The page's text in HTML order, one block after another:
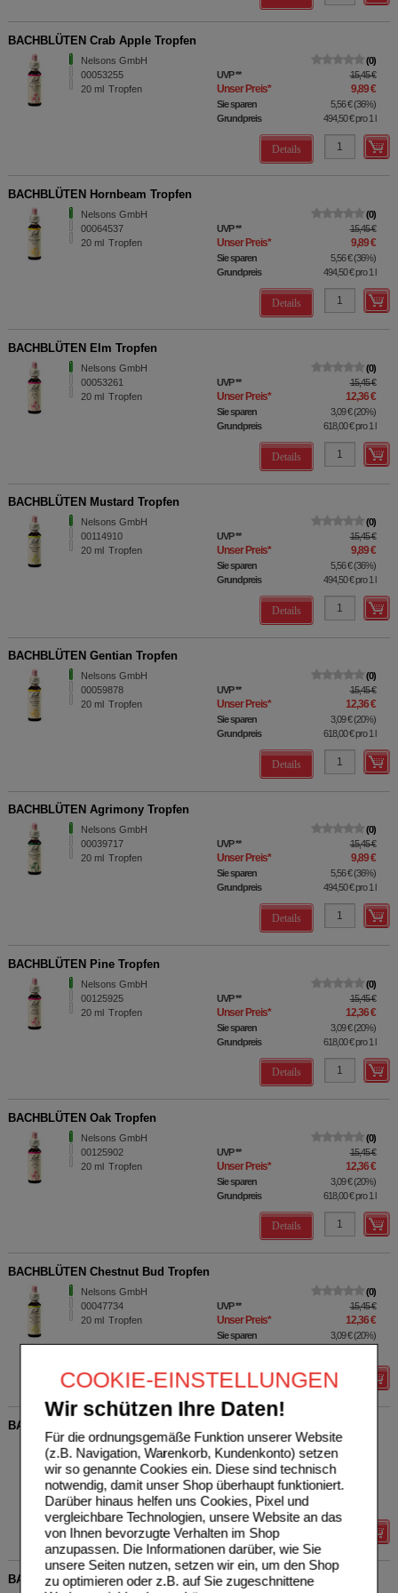
COOKIE-EINSTELLUNGEN
Wir schützen Ihre Daten!
Für die ordnungsgemäße Funktion unserer Website
(z.B. Navigation, Warenkorb, Kundenkonto) setzen
wir so genannte Cookies ein. Diese sind technisch
notwendig, damit unser Shop überhaupt funktioniert.
Darüber hinaus helfen uns Cookies, Pixel und
vergleichbare Technologien, unsere Website an das
von Ihnen bevorzugte Verhalten im Shop
anzupassen. Die Informationen darüber, wie Sie
unsere Seiten nutzen, setzen wir ein, um den Shop
zu optimieren oder z.B. auf Sie zugeschnittene
BACHBLÜTEN Crab Apple Tropfen
Nelsons GmbH
00053255
20 ml Tropfen
0
UVP** 15,45 €
Unser Preis* 9,89 €
Sie sparen 5,56 €(36%)
Grundpreis
494,50 €pro 1 l
Details
BACHBLÜTEN Hornbeam Tropfen
Nelsons GmbH
00064537
20 ml Tropfen
0
UVP** 15,45 €
Unser Preis* 9,89 €
Sie sparen 5,56 €(36%)
Grundpreis
494,50 €pro 1 l
Details
BACHBLÜTEN Elm Tropfen
Nelsons GmbH
00053261
20 ml Tropfen
0
UVP** 15,45 €
Unser Preis* 12,36 €
Sie sparen 3,09 €(20%)
Grundpreis
618,00 €pro 1 l
Details
BACHBLÜTEN Mustard Tropfen
Nelsons GmbH
00114910
20 ml Tropfen
0
UVP** 15,45 €
Unser Preis* 9,89 €
Sie sparen 5,56 €(36%)
Grundpreis
494,50 €pro 1 l
Details
BACHBLÜTEN Gentian Tropfen
Nelsons GmbH
00059878
20 ml Tropfen
0
UVP** 15,45 €
Unser Preis* 12,36 €
Sie sparen 3,09 €(20%)
Grundpreis
618,00 €pro 1 l
Details
BACHBLÜTEN Agrimony Tropfen
Nelsons GmbH
00039717
20 ml Tropfen
0
UVP** 15,45 €
Unser Preis* 9,89 €
Sie sparen 5,56 €(36%)
Grundpreis
494,50 €pro 1 l
Details
BACHBLÜTEN Pine Tropfen
Nelsons GmbH
00125925
20 ml Tropfen
0
UVP** 15,45 €
Unser Preis* 12,36 €
Sie sparen 3,09 €(20%)
Grundpreis
618,00 €pro 1 l
Details
BACHBLÜTEN Oak Tropfen
Nelsons GmbH
00125902
20 ml Tropfen
0
UVP** 15,45 €
Unser Preis* 12,36 €
Sie sparen 3,09 €(20%)
Grundpreis
618,00 €pro 1 l
Details
BACHBLÜTEN Chestnut Bud Tropfen
Nelsons GmbH
00047734
20 ml Tropfen
0
UVP** 15,45 €
Unser Preis* 12,36 €
Sie sparen 3,09 €(20%)
Details
BACHBLÜTEN Wild Rose Tropfen
Nelsons GmbH
00170127
20ml Tropfen
UVP**
Unser Preis*
Sie sparen 3,09 €
Grundpreis
Details
BACHBLÜTEN Original Rescura Spray m.Alkohol